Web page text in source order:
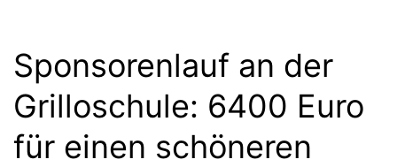
Spon­so­ren­lauf an der
Gril­lo­schu­le: 6400 Euro
für einen schö­ne­ren